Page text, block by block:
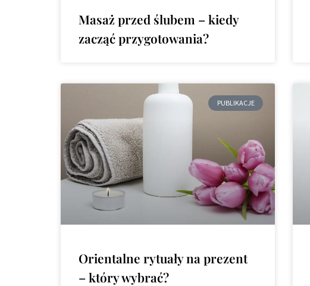
Masaż przed ślubem – kiedy
zacząć przygotowania?
PUBLIKACJE
Orientalne rytuały na prezent
– który wybrać?